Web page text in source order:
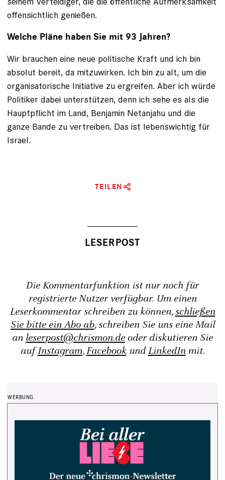
offensichtlich genießen.
Welche Pläne haben Sie mit 93 Jahren?
Wir brauchen eine neue politische Kraft und ich bin
absolut bereit, da mitzuwirken. Ich bin zu alt, um die
organisatorische Initiative zu ergreifen. Aber ich würde
Politiker dabei unterstützen, denn ich sehe es als die
Hauptpflicht im Land, Benjamin Netanjahu und die
ganze Bande zu vertreiben. Das ist lebenswichtig für
Israel.
TEILEN
Die Kommentarfunktion ist nur noch für
registrierte Nutzer verfügbar. Um einen
Leserkommentar schreiben zu können,schließen
Sie bitte ein Abo ab, schreiben Sie uns eine Mail
an leserpost@chrismon.de oder diskutieren Sie
aufInstagram,FacebookundLinkedInmit.